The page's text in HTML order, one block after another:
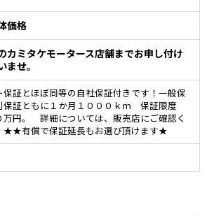
価格
カミタケモータース店舗までお申し付け
ませ。
保証とほぼ同等の自社保証付きです！一般保
保証ともに１か月１０００ｋｍ 保証限度
万円。 詳細については、販売店にご確認く
★★有償で保証延長もお選び頂けます★